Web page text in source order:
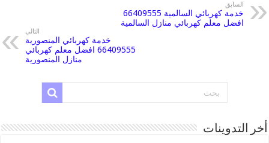
السابق
خدمة كهربائي السالمية 66409555
افضل معلم كهربائي منازل السالمية
التالي
خدمة كهربائي المنصورية
66409555 افضل معلم كهربائي
منازل المنصورية
أخر التدوينات